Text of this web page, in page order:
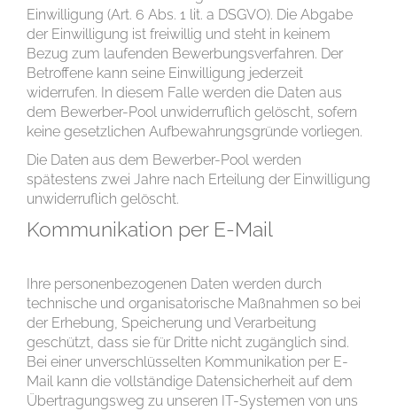
Einwilligung (Art. 6 Abs. 1 lit. a DSGVO). Die Abgabe
der Einwilligung ist freiwillig und steht in keinem
Bezug zum laufenden Bewerbungsverfahren. Der
Betroffene kann seine Einwilligung jederzeit
widerrufen. In diesem Falle werden die Daten aus
dem Bewerber-Pool unwiderruflich gelöscht, sofern
keine gesetzlichen Aufbewahrungsgründe vorliegen.
Die Daten aus dem Bewerber-Pool werden
spätestens zwei Jahre nach Erteilung der Einwilligung
unwiderruflich gelöscht.
Kommunikation per E-Mail
Ihre personenbezogenen Daten werden durch
technische und organisatorische Maßnahmen so bei
der Erhebung, Speicherung und Verarbeitung
geschützt, dass sie für Dritte nicht zugänglich sind.
Bei einer unverschlüsselten Kommunikation per E-
Mail kann die vollständige Datensicherheit auf dem
Übertragungsweg zu unseren IT-Systemen von uns